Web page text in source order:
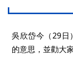
吳欣岱今（29日
的意思，並勸大